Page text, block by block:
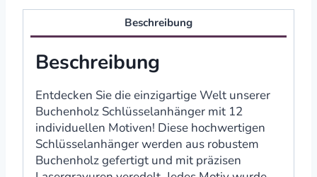
Beschreibung
Beschreibung
Entdecken Sie die einzigartige Welt unserer
Buchenholz Schlüsselanhänger mit 12
individuellen Motiven! Diese hochwertigen
Schlüsselanhänger werden aus robustem
Buchenholz gefertigt und mit präzisen